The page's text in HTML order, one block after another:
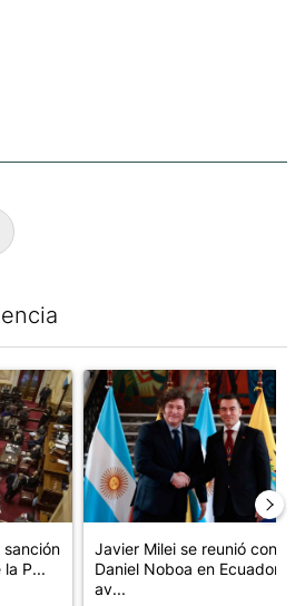
con el título "El Senado dio media
sanción
P...
Un artículo de tendencia con
Javier Milei se reunió con
Daniel Noboa en Ecuador y
av...